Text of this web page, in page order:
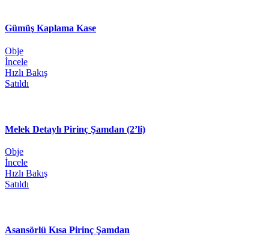
Gümüş Kaplama Kase
Obje
İncele
Hızlı Bakış
Satıldı
Melek Detaylı Pirinç Şamdan (2’li)
Obje
İncele
Hızlı Bakış
Satıldı
Asansörlü Kısa Pirinç Şamdan